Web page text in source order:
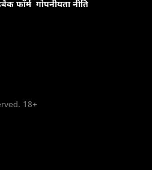
फॉर्म गोपनीयता नीति
18+